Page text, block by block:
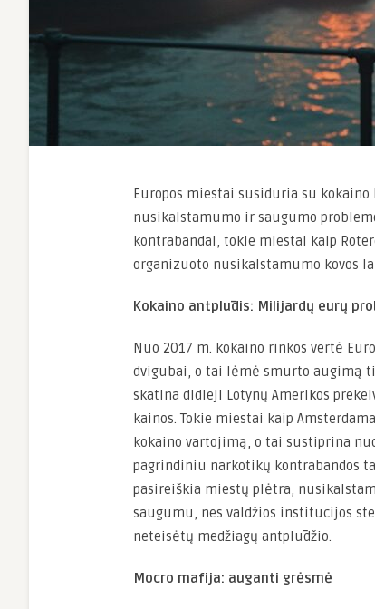
Europos miestai susiduria su
nusikalstamumo ir saugumo
kontrabandai, tokie miestai kaip
organizuoto nusikalstamumo kovos
Kokaino antplūdis: Milijardų eurų
Nuo 2017 m. kokaino rinkos vertė
dvigubai, o tai lėmė smurto augimą
skatina didieji Lotynų Amerikos
kainos. Tokie miestai kaip
kokaino vartojimą, o tai sustiprina
pagrindiniu narkotikų kontrabandos
pasireiškia miestų plėtra,
saugumu, nes valdžios institucijos
neteisėtų medžiagų antplūdžio.
Mocro mafija: auganti grėsmė